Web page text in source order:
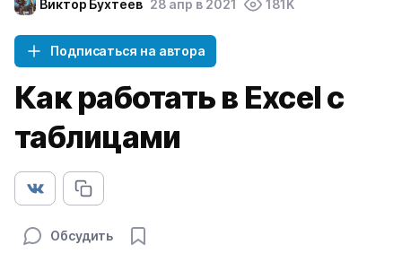
Виктор Бухтеев 28 апр в 2021 181K
Подписаться на автора
Как работать в Excel с
таблицами
Обсудить